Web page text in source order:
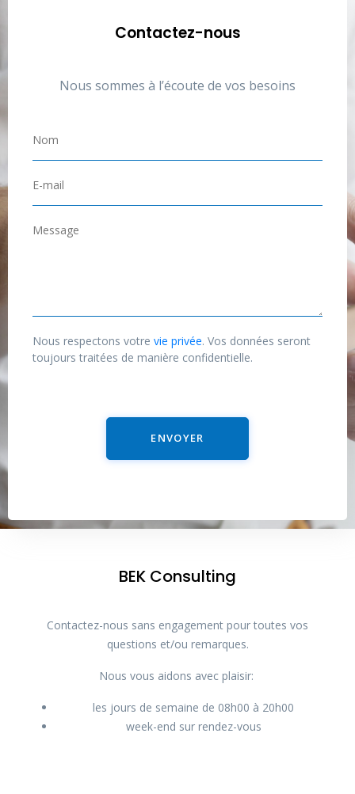
Contactez-nous
Nous sommes à l’écoute de vos besoins
N
o
m
*
E
-
m
*
M
a
g
e
Nous respectons votre vie privée. Vos données seront
toujours traitées de manière confidentielle.
ENVOYER
BEK Consulting
Contactez-nous sans engagement pour toutes vos
questions et/ou remarques.
Nous vous aidons avec plaisir:
les jours de semaine de 08h00 à 20h00
week-end sur rendez-vous